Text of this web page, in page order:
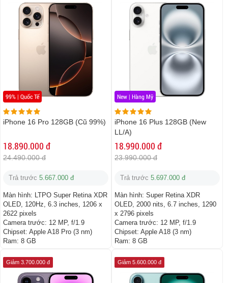
99% | Quốc Tế
iPhone 16 Pro 128GB (Cũ 99%)
18.890.000 đ
24.490.000 đ
Trả trước 5.667.000 đ
Màn hình: LTPO Super Retina XDR
OLED, 120Hz, 6.3 inches, 1206 x
2622 pixels
Camera trước: 12 MP, f/1.9
Chipset: Apple A18 Pro (3 nm)
Ram: 8 GB
New | Hàng Mỹ
iPhone 16 Plus 128GB (New
LL/A)
18.990.000 đ
23.990.000 đ
Trả trước 5.697.000 đ
Màn hình: Super Retina XDR
OLED, 2000 nits, 6.7 inches, 1290
x 2796 pixels
Camera trước: 12 MP, f/1.9
Chipset: Apple A18 (3 nm)
Ram: 8 GB
Giảm 3.700.000 đ Giảm 5.600.000 đ